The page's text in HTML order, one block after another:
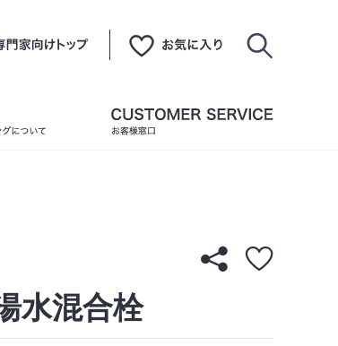
水混合栓